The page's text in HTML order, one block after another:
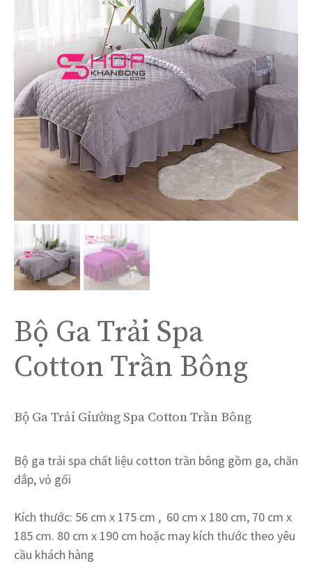
Bộ Ga Trải Spa
Cotton Trần Bông
Bộ Ga Trải Giường Spa Cotton Trần Bông
Bộ ga trải spa chất liệu cotton trần bông gồm ga, chăn
đắp, vỏ gối
Kích thước: 56 cm x 175 cm , 60 cm x 180 cm, 70 cm x
185 cm. 80 cm x 190 cm hoặc may kích thước theo yêu
cầu khách hàng